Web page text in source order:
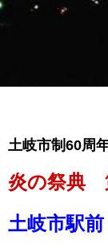
土岐市制60周
炎の祭典
土岐市駅